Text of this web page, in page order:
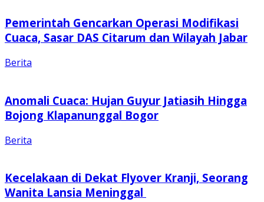
Pemerintah Gencarkan Operasi Modifikasi
Cuaca, Sasar DAS Citarum dan Wilayah Jabar
Berita
Anomali Cuaca: Hujan Guyur Jatiasih Hingga
Bojong Klapanunggal Bogor
Berita
Kecelakaan di Dekat Flyover Kranji, Seorang
Wanita Lansia Meninggal